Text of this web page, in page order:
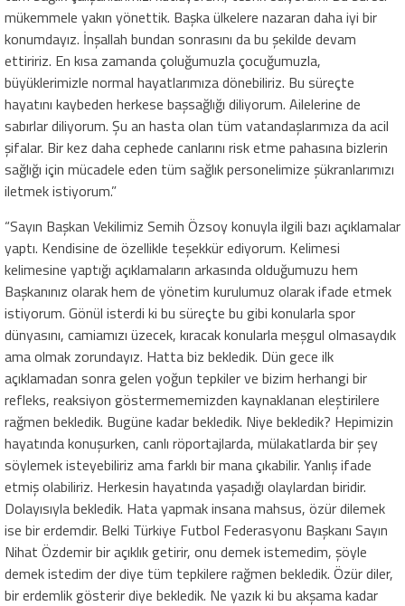
mükemmele yakın yönettik. Başka ülkelere nazaran daha iyi bir
konumdayız. İnşallah bundan sonrasını da bu şekilde devam
ettiririz. En kısa zamanda çoluğumuzla çocuğumuzla,
büyüklerimizle normal hayatlarımıza dönebiliriz. Bu süreçte
hayatını kaybeden herkese başsağlığı diliyorum. Ailelerine de
sabırlar diliyorum. Şu an hasta olan tüm vatandaşlarımıza da acil
şifalar. Bir kez daha cephede canlarını risk etme pahasına bizlerin
sağlığı için mücadele eden tüm sağlık personelimize şükranlarımızı
iletmek istiyorum.”
“Sayın Başkan Vekilimiz Semih Özsoy konuyla ilgili bazı açıklamalar
yaptı. Kendisine de özellikle teşekkür ediyorum. Kelimesi
kelimesine yaptığı açıklamaların arkasında olduğumuzu hem
Başkanınız olarak hem de yönetim kurulumuz olarak ifade etmek
istiyorum. Gönül isterdi ki bu süreçte bu gibi konularla spor
dünyasını, camiamızı üzecek, kıracak konularla meşgul olmasaydık
ama olmak zorundayız. Hatta biz bekledik. Dün gece ilk
açıklamadan sonra gelen yoğun tepkiler ve bizim herhangi bir
refleks, reaksiyon göstermememizden kaynaklanan eleştirilere
rağmen bekledik. Bugüne kadar bekledik. Niye bekledik? Hepimizin
hayatında konuşurken, canlı röportajlarda, mülakatlarda bir şey
söylemek isteyebiliriz ama farklı bir mana çıkabilir. Yanlış ifade
etmiş olabiliriz. Herkesin hayatında yaşadığı olaylardan biridir.
Dolayısıyla bekledik. Hata yapmak insana mahsus, özür dilemek
ise bir erdemdir. Belki Türkiye Futbol Federasyonu Başkanı Sayın
Nihat Özdemir bir açıklık getirir, onu demek istemedim, şöyle
demek istedim der diye tüm tepkilere rağmen bekledik. Özür diler,
bir erdemlik gösterir diye bekledik. Ne yazık ki bu akşama kadar